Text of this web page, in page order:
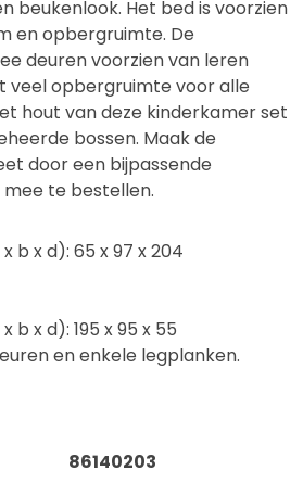
beukenlook. Het bed is voorzien
en opbergruimte. De
deuren voorzien van leren
veel opbergruimte voor alle
hout van deze kinderkamer set
bossen. Maak de
door een bijpassende
te bestellen.
b x d): 65 x 97 x 204
b x d): 195 x 95 x 55
en enkele legplanken.
86140203